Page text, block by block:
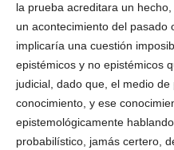
la prueba acreditara un
un acontecimiento del pasado
implicaría una cuestión
epistémicos y no epistémicos
judicial, dado que, el medio
conocimiento, y ese
epistemológicamente
probabilístico, jamás certero,